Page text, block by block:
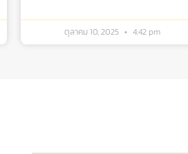
ตุลาคม 10, 2025 4:42 pm